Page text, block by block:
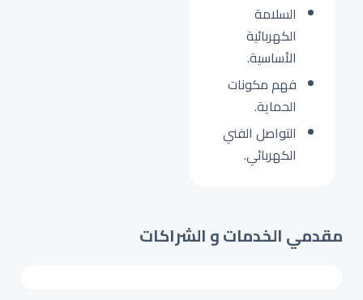
السلامة
الكهربائية
الأساسية.
فهم مكونات
الحماية.
التواصل الفني
الكهربائي.
مقدمي الخدمات و الشراكات